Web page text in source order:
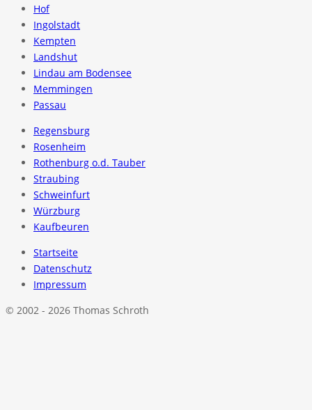
Hof
Ingolstadt
Kempten
Landshut
Lindau am Bodensee
Memmingen
Passau
Regensburg
Rosenheim
Rothenburg o.d. Tauber
Straubing
Schweinfurt
Würzburg
Kaufbeuren
Startseite
Datenschutz
Impressum
© 2002 - 2026 Thomas Schroth